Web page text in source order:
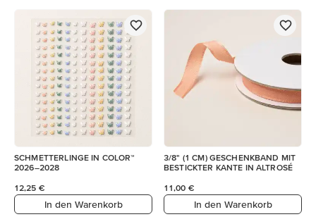
SCHMETTERLINGE IN COLOR™
2026–2028
12,25 €
In den Warenkorb
3/8" (1 CM) GESCHENKBAND MIT
BESTICKTER KANTE IN ALTROSÉ
11,00 €
In den Warenkorb